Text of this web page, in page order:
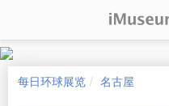
每日环球展览 名古屋